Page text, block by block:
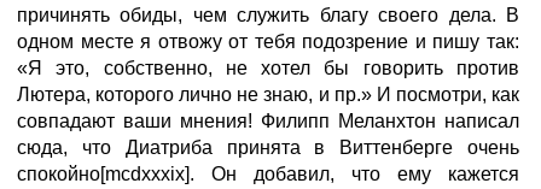
причинять обиды, чем служить благу своего дела. В
одном месте я отвожу от тебя подозрение и пишу так:
«Я это, собственно, не хотел бы говорить против
Лютера, которого лично не знаю, и пр.» И посмотри, как
совпадают ваши мнения! Филипп Меланхтон написал
сюда, что Диатриба принята в Виттенберге очень
спокойно[mcdxxxix]. Он добавил, что ему кажется